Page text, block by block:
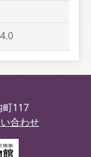
町117
合わせ